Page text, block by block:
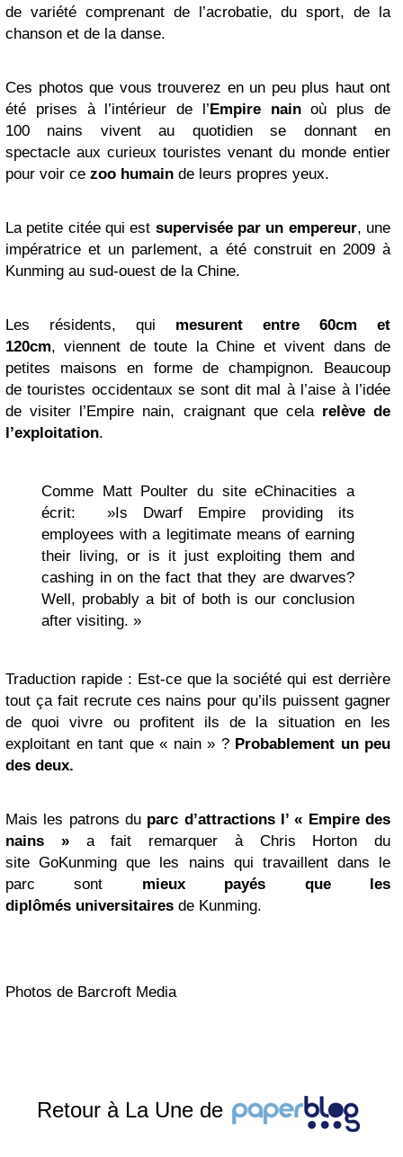
de variété comprenant de l’acrobatie, du sport, de la
chanson et de la danse.
Ces photos que vous trouverez en un peu plus haut ont
été prises à l’intérieur de l’Empire nainoù plus de
100 nains vivent au quotidien se donnant en
spectacle aux curieux touristes venant du monde entier
pour voir ce zoo humain de leurs propres yeux.
La petite citée qui est supervisée par un empereur, une
impératrice et un parlement, a été construit en 2009 à
Kunming au sud-ouest de la Chine.
Les résidents, qui mesurent entre 60cm et
120cm, viennent de toute la Chine et vivent dans de
petites maisons en forme de champignon. Beaucoup
de touristes occidentaux se sont dit mal à l’aise à l’idée
de visiter l’Empire nain, craignant que cela relève de
l’exploitation.
Comme Matt Poulter du site eChinacities a
écrit: »Is Dwarf Empire providing its
employees with a legitimate means of earning
their living, or is it just exploiting them and
cashing in on the fact that they are dwarves?
Well, probably a bit of both is our conclusion
after visiting. »
Traduction rapide : Est-ce que la société qui est derrière
tout ça fait recrute ces nains pour qu’ils puissent gagner
de quoi vivre ou profitent ils de la situation en les
exploitant en tant que « nain » ? Probablement un peu
des deux.
Mais les patrons du parc d’attractions l’ « Empire des
nains »a fait remarquer à Chris Horton du
site GoKunming que les nains qui travaillent dans le
parc sont mieux payés que les
diplômés universitaires de Kunming.
Photos de Barcroft Media
Retour à La Une de